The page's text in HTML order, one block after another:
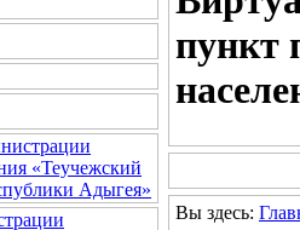
«Теучежский
Адыгея»
пункт
Вы здесь: